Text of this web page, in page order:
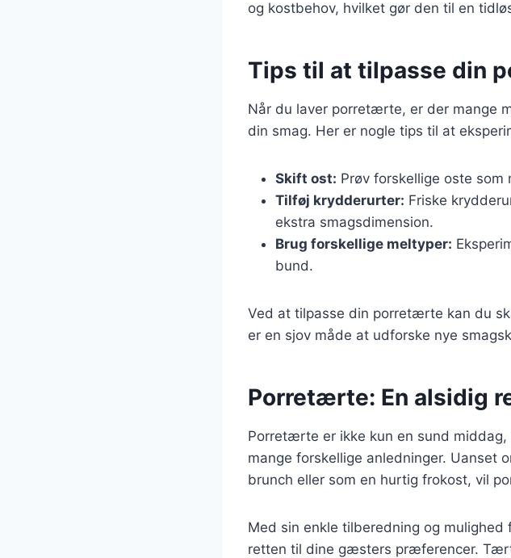
og kostbehov, hvilket gør den til en
Tips til at tilpasse din
Når du laver porretærte, er der mange
din smag. Her er nogle tips til at
Skift ost: Prøv forskellige oste
Tilføj krydderurter: Friske
ekstra smagsdimension.
Brug forskellige meltyper:
bund.
Ved at tilpasse din porretærte kan du
er en sjov måde at udforske nye
Porretærte: En alsidig
Porretærte er ikke kun en sund
mange forskellige anledninger. Uanset
brunch eller som en hurtig frokost, vil
Med sin enkle tilberedning og
retten til dine gæsters præferencer.